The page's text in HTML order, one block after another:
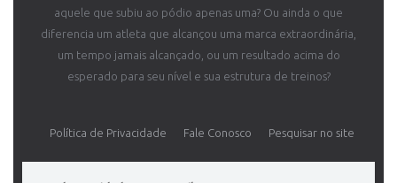
aquele que subiu ao pódio apenas uma? Ou ainda o que
diferencia um atleta que alcançou uma marca extraordinária,
um tempo jamais alcançado, ou um resultado acima do
esperado para seu nível e sua estrutura de treinos?
Política de Privacidade Fale Conosco Pesquisar no site